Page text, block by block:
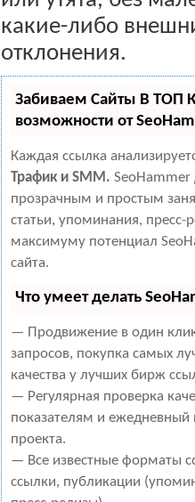
какие-либо
отклонения.
Забиваем Сайты В ТОП
возможности от
Каждая ссылка
Трафик и SMM. SeoHammer
прозрачным и простым
статьи, упоминания, пресс-
максимуму потенциал
сайта.
Что умеет делать
— Продвижение в один
запросов, покупка самых
качества у лучших бирж
— Регулярная проверка
показателям и ежедневный
проекта.
— Все известные форматы
ссылки, публикации